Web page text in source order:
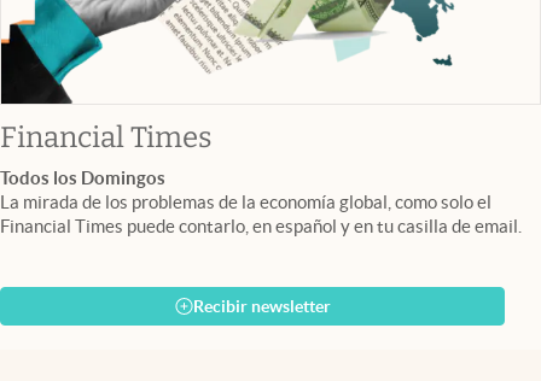
Financial Timesabre en nueva pestaña
Todos los Domingos
La mirada de los problemas de la economía global, como solo el
Financial Times puede contarlo, en español y en tu casilla de email.
Recibir newsletter